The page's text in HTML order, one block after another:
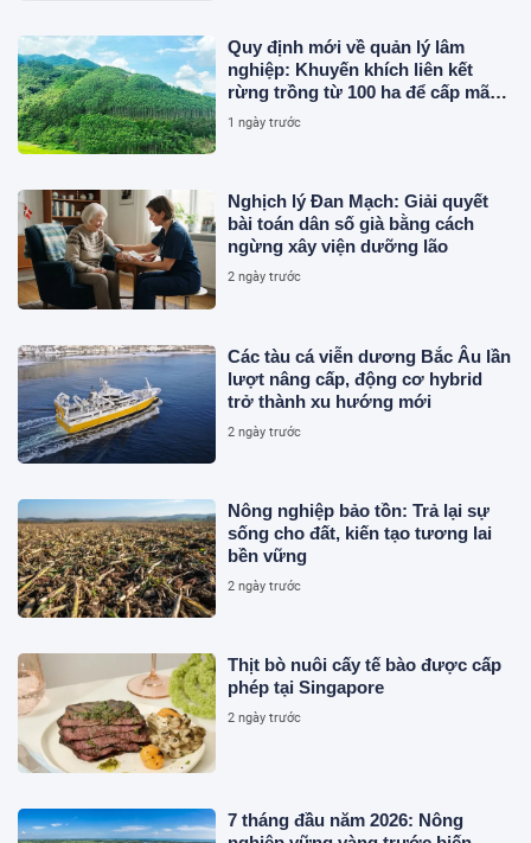
Quy định mới về quản lý lâm
nghiệp: Khuyến khích liên kết
rừng trồng từ 100 ha để cấp mã
số
1 ngày trước
Nghịch lý Đan Mạch: Giải quyết
bài toán dân số già bằng cách
ngừng xây viện dưỡng lão
2 ngày trước
Các tàu cá viễn dương Bắc Âu lần
lượt nâng cấp, động cơ hybrid
trở thành xu hướng mới
2 ngày trước
Nông nghiệp bảo tồn: Trả lại sự
sống cho đất, kiến tạo tương lai
bền vững
2 ngày trước
Thịt bò nuôi cấy tế bào được cấp
phép tại Singapore
2 ngày trước
7 tháng đầu năm 2026: Nông